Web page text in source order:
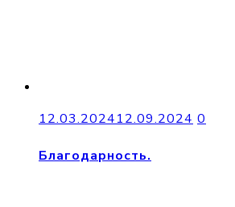
12.03.202412.09.2024 0
Благодарность.